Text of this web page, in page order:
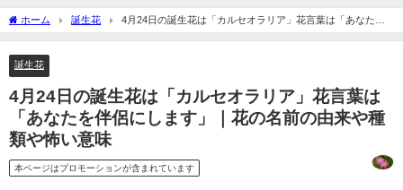
ホーム 誕生花
4月24日の誕生花は「カルセオラリア」花言葉は「あなたを
伴侶にします」｜花の名前の由来や種類や怖い意味
誕生花
4月24日の誕生花は「カルセオラリア」花言葉は
「あなたを伴侶にします」｜花の名前の由来や種
類や怖い意味
本ページはプロモーションが含まれています